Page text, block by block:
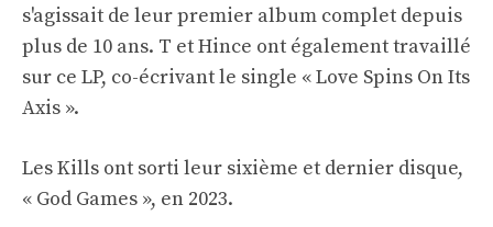
s'agissait de leur premier album complet depuis
plus de 10 ans. T et Hince ont également travaillé
sur ce LP, co-écrivant le single « Love Spins On Its
Axis ».
Les Kills ont sorti leur sixième et dernier disque,
« God Games », en 2023.